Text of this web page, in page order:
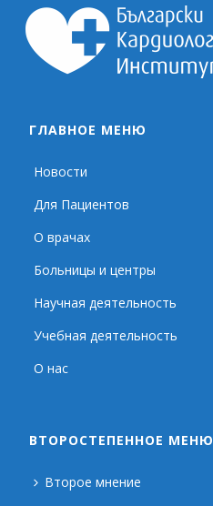
ГЛАВНОЕ МЕНЮ
Новости
Для Пациентов
О врачах
Больницы и центры
Научная деятельность
Учебная деятельность
О нас
ВТОРОСТЕПЕННОЕ МЕНЮ
Второе мнение